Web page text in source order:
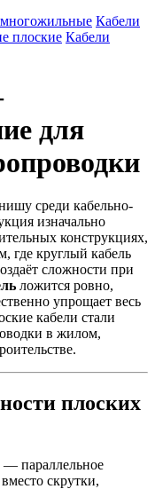
Кабели
плоские Кабели
для
среди кабельно-
изначально
конструкциях,
где круглый кабель
сложности при
ложится ровно,
упрощает весь
кабели стали
в жилом,
плоских
— параллельное
скрутки,